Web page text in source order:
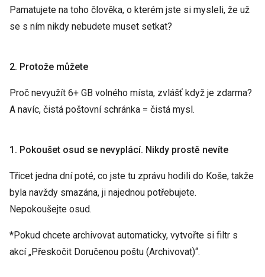
Pamatujete na toho člověka, o kterém jste si mysleli, že už
se s ním nikdy nebudete muset setkat?
2. Protože můžete
Proč nevyužít 6+ GB volného místa, zvlášť když je zdarma?
A navíc, čistá poštovní schránka = čistá mysl.
1. Pokoušet osud se nevyplácí. Nikdy prostě nevíte
Třicet jedna dní poté, co jste tu zprávu hodili do Koše, takže
byla navždy smazána, ji najednou potřebujete.
Nepokoušejte osud.
*Pokud chcete archivovat automaticky, vytvořte si filtr s
akcí „Přeskočit Doručenou poštu (Archivovat)“.